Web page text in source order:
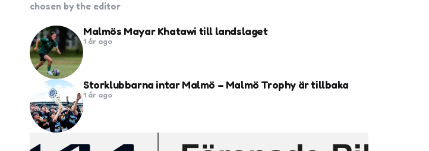
chosen by the editor
Malmös Mayar Khatawi till landslaget
1 år ago
Storklubbarna intar Malmö – Malmö Trophy är tillbaka
1 år ago